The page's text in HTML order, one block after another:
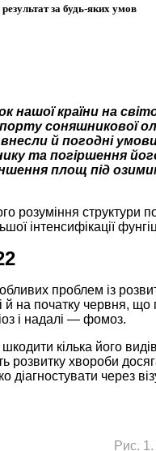
за будь-яких умов
нашої країни на
соняшникової
й погодні
та погіршення
площ під
розуміння
інтенсифікації
проблем із
й на початку червня,
і надалі — фомоз.
кілька його
розвитку хвороби
діагностувати через
Рис. 1.